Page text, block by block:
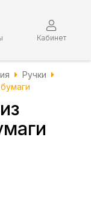
Кабинет
Ручки